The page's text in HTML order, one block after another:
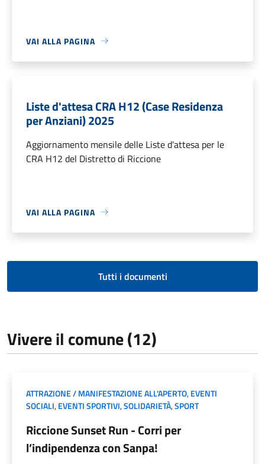
VAI ALLA PAGINA
Liste d'attesa CRA H12 (Case Residenza
per Anziani) 2025
Aggiornamento mensile delle Liste d'attesa per le
CRA H12 del Distretto di Riccione
VAI ALLA PAGINA
Tutti i documenti
Vivere il comune (12)
ATTRAZIONE / MANIFESTAZIONE ALL'APERTO,EVENTI
SOCIALI,EVENTI SPORTIVI,SOLIDARIETÀ,SPORT
Riccione Sunset Run - Corri per
l’indipendenza con Sanpa!